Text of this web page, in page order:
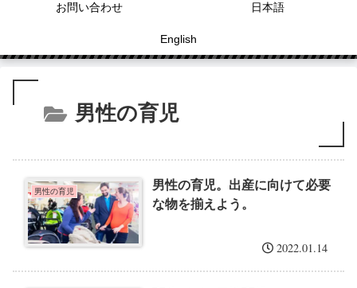
お問い合わせ 日本語
English
男性の育児
男性の育児
男性の育児。出産に向けて必要
な物を揃えよう。
2022.01.14